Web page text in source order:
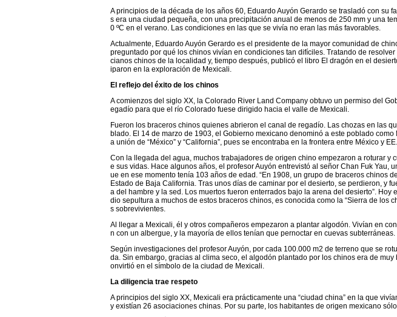
A principios de la década de los años 60, Eduardo Auyón Gerardo se trasladó con su
s era una ciudad pequeña, con una precipitación anual de menos de 250 mm y una
0 ºC en el verano. Las condiciones en las que se vivía no eran las más favorables.
Actualmente, Eduardo Auyón Gerardo es el presidente de la mayor comunidad de
preguntado por qué los chinos vivían en condiciones tan difíciles. Tratando de
cianos chinos de la localidad y, tiempo después, publicó el libro El dragón en el
iparon en la exploración de Mexicali.
El reflejo del éxito de los chinos
A comienzos del siglo XX, la Colorado River Land Company obtuvo un permiso del
egadío para que el río Colorado fuese dirigido hacia el valle de Mexicali.
Fueron los braceros chinos quienes abrieron el canal de regadío. Las chozas en las
blado. El 14 de marzo de 1903, el Gobierno mexicano denominó a este poblado como
a unión de “México” y “California”, pues se encontraba en la frontera entre México y
Con la llegada del agua, muchos trabajadores de origen chino empezaron a roturar y
e sus vidas. Hace algunos años, el profesor Auyón entrevistó al señor Chan Fuk Yau,
ue en ese momento tenía 103 años de edad. “En 1908, un grupo de braceros chinos
Estado de Baja California. Tras unos días de caminar por el desierto, se perdieron, y
a del hambre y la sed. Los muertos fueron enterrados bajo la arena del desierto”. Hoy
dio sepultura a muchos de estos braceros chinos, es conocida como la “Sierra de los
s sobrevivientes.
Al llegar a Mexicali, él y otros compañeros empezaron a plantar algodón. Vivían en
n con un albergue, y la mayoría de ellos tenían que pernoctar en cuevas subterráneas.
Según investigaciones del profesor Auyón, por cada 100.000 m2 de terreno que se
da. Sin embargo, gracias al clima seco, el algodón plantado por los chinos era de
onvirtió en el símbolo de la ciudad de Mexicali.
La diligencia trae respeto
A principios del siglo XX, Mexicali era prácticamente una “ciudad china” en la que
y existían 26 asociaciones chinas. Por su parte, los habitantes de origen mexicano